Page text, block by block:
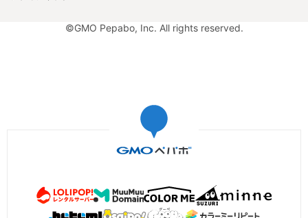
©GMO Pepabo, Inc. All rights reserved.